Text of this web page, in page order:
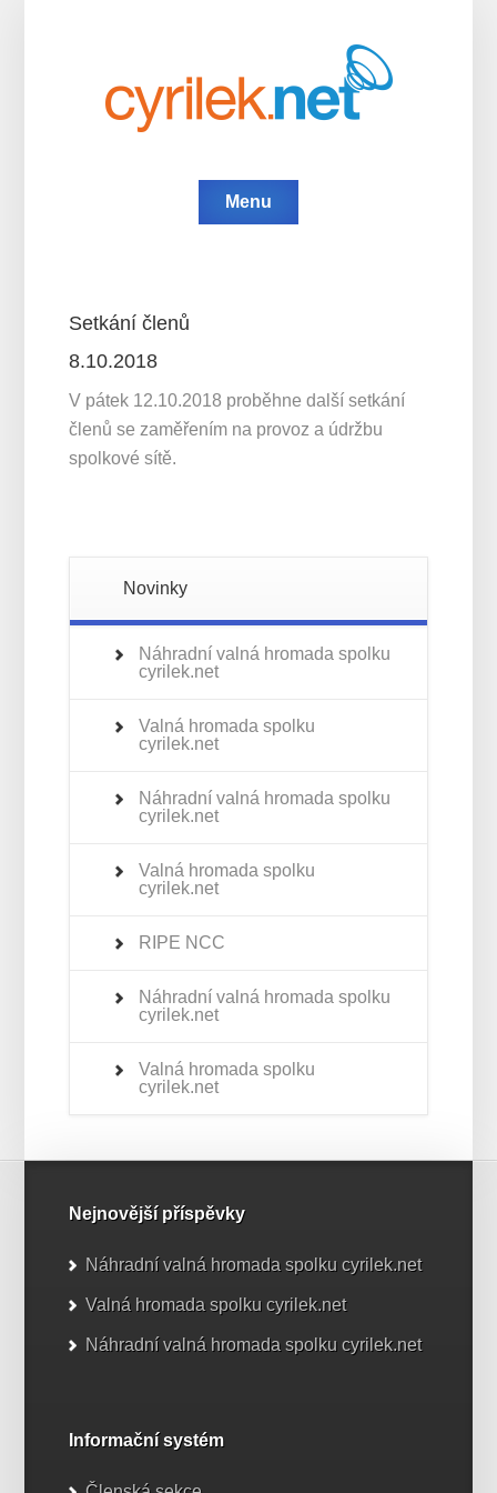
Menu
Setkání členů
8.10.2018
V pátek 12.10.2018 proběhne další setkání
členů se zaměřením na provoz a údržbu
spolkové sítě.
Novinky
Náhradní valná hromada spolku
cyrilek.net
Valná hromada spolku
cyrilek.net
Náhradní valná hromada spolku
cyrilek.net
Valná hromada spolku
cyrilek.net
RIPE NCC
Náhradní valná hromada spolku
cyrilek.net
Valná hromada spolku
cyrilek.net
Nejnovější příspěvky
Náhradní valná hromada spolku cyrilek.net
Valná hromada spolku cyrilek.net
Náhradní valná hromada spolku cyrilek.net
Informační systém